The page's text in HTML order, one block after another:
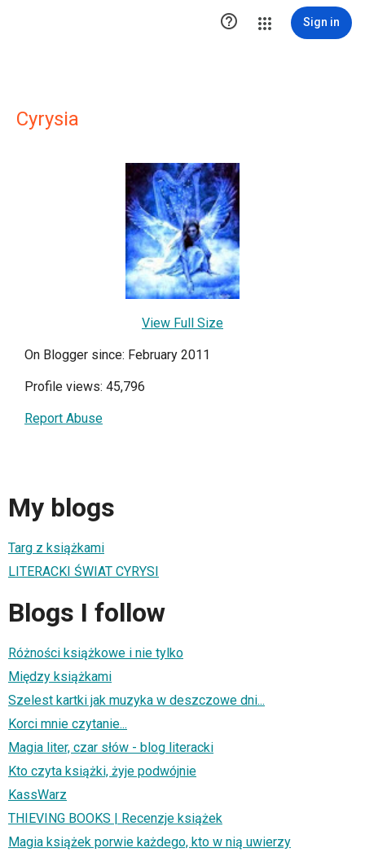
 Sign in
Cyrysia
View Full Size
On Blogger since: February 2011
Profile views: 45,796
Report Abuse
My blogs
Targ z książkami
LITERACKI ŚWIAT CYRYSI
Blogs I follow
Różności książkowe i nie tylko
Między książkami
Szelest kartki jak muzyka w deszczowe dni...
Korci mnie czytanie...
Magia liter, czar słów - blog literacki
Kto czyta książki, żyje podwójnie
KassWarz
THIEVING BOOKS | Recenzje książek
Magia książek porwie każdego, kto w nią uwierzy